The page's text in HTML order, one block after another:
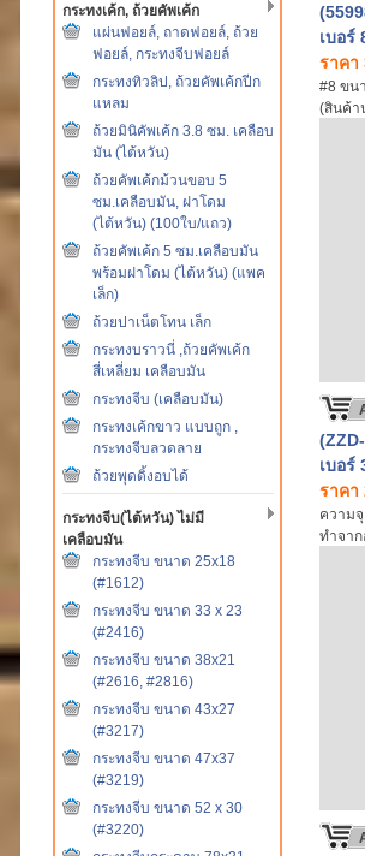
กระทงเค้ก, ถ้วยคัพเค้ก
แผ่นฟอยล์, ถาดฟอยล์, ถ้วย
ฟอยล์, กระทงจีบฟอยล์
กระทงทิวลิป, ถ้วยคัพเค้กปีก
แหลม
ถ้วยมินิคัพเค้ก 3.8 ซม. เคลือบ
มัน (ไต้หวัน)
ถ้วยคัพเค้กม้วนขอบ 5
ซม.เคลือบมัน, ฝาโดม
(ไต้หวัน) (100ใบ/แถว)
ถ้วยคัพเค้ก 5 ซม.เคลือบมัน
พร้อมฝาโดม (ไต้หวัน) (แพค
เล็ก)
ถ้วยปาเน็ตโทน เล็ก
กระทงบราวนี่ ,ถ้วยคัพเค้ก
สี่เหลี่ยม เคลือบมัน
กระทงจีบ (เคลือบมัน)
กระทงเค้กขาว แบบถูก ,
กระทงจีบลวดลาย
ถ้วยพุดดิ้งอบได้
กระทงจีบ(ไต้หวัน) ไม่มี
เคลือบมัน
กระทงจีบ ขนาด 25x18
(#1612)
กระทงจีบ ขนาด 33 x 23
(#2416)
กระทงจีบ ขนาด 38x21
(#2616, #2816)
กระทงจีบ ขนาด 43x27
(#3217)
กระทงจีบ ขนาด 47x37
(#3219)
กระทงจีบ ขนาด 52 x 30
(#3220)
เบอร์
ราคา
#8 ขน
(สินค้า
เบอร์
ราคา
ความ
ทำจา
งานง่